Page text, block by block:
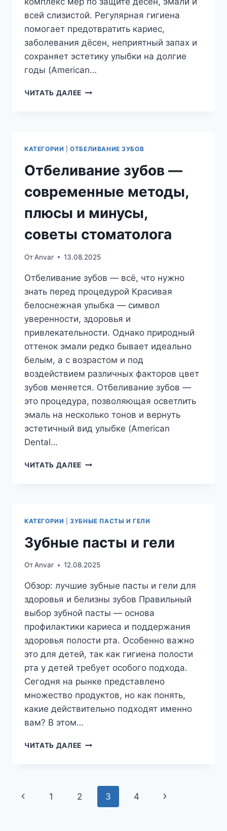
всей слизистой. Регулярная гигиена
помогает предотвратить кариес,
заболевания дёсен, неприятный запах и
сохраняет эстетику улыбки на долгие
годы (American…
ЧИТАТЬ ДАЛЕЕ УХОД
ПРОФИЛАКТИКА
КАРИЕСА
ЗАБОЛЕВАНИЙ
КАТЕГОРИИ |ОТБЕЛИВАНИЕ ЗУБОВ
Отбеливание зубов —
современные методы,
плюсы и минусы,
советы стоматолога
ОтAnvar 13.08.2025
Отбеливание зубов — всё, что нужно
знать перед процедурой Красивая
белоснежная улыбка — символ
уверенности, здоровья и
привлекательности. Однако природный
оттенок эмали редко бывает идеально
белым, а с возрастом и под
воздействием различных факторов цвет
зубов меняется. Отбеливание зубов —
это процедура, позволяющая осветлить
эмаль на несколько тонов и вернуть
эстетичный вид улыбке (American
Dental…
ЧИТАТЬ ДАЛЕЕ ОТБЕЛИВАНИЕ
СОВЕТЫ
КАТЕГОРИИ |ЗУБНЫЕ ПАСТЫ И ГЕЛИ
Зубные пасты и гели
ОтAnvar 12.08.2025
Обзор: лучшие зубные пасты и гели для
здоровья и белизны зубов Правильный
выбор зубной пасты — основа
профилактики кариеса и поддержания
здоровья полости рта. Особенно важно
это для детей, так как гигиена полости
рта у детей требует особого подхода.
Сегодня на рынке представлено
множество продуктов, но как понять,
какие действительно подходят именно
вам? В этом…
ЧИТАТЬ ДАЛЕЕ ЗУБНЫЕ
Навигация
Предыдущая
1 2 3 4
Следующая